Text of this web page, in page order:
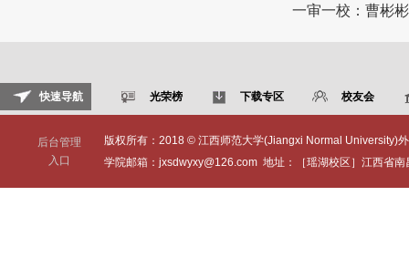
一审一校：曹彬
快速导航 光荣榜 下载专区 校友会
后台管理
入口
版权所有：2018 © 江西师范大学(Jiangxi Normal University)
学院邮箱：jxsdwyxy@126.com 地址：［瑶湖校区］江西省